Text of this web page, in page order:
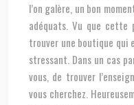
l’on galère, un bon
adéquats. Vu que cette
trouver une boutique qui
stressant. Dans un cas
vous, de trouver
vous cherchez.